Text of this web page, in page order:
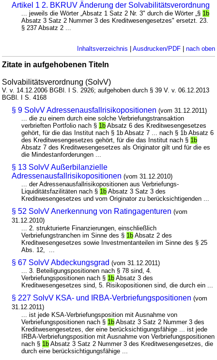
Artikel 1 2. BKRUV Änderung der Solvabilitätsverordnung
... jeweils die Wörter „Absatz 1 Satz 2 Nr. 3" durch die Wörter „§ 1b
Absatz 3 Satz 2 Nummer 3 des Kreditwesengesetzes" ersetzt. 23.
§ 237 Absatz 2 ...
Inhaltsverzeichnis | Ausdrucken/PDF| nach oben
Zitate in aufgehobenen Titeln
Solvabilitätsverordnung (SolvV)
V. v. 14.12.2006 BGBl. I S. 2926; aufgehoben durch § 39 V. v. 06.12.2013
BGBl. I S. 4168
§ 9 SolvV Adressenausfallrisikopositionen (vom 31.12.2011)
... die zu einem durch eine solche Verbriefungstransaktion
verbrieften Portfolio nach § 1b Absatz 6 des Kreditwesengesetzes
gehört, für die das Institut nach § 1b Absatz 7 ... nach § 1b Absatz 6
des Kreditwesengesetzes gehört, für die das Institut nach § 1b
Absatz 7 des Kreditwesengesetzes als Originator gilt und für die es
die Mindestanforderungen ...
§ 13 SolvV Außerbilanzielle
Adressenausfallrisikopositionen (vom 31.12.2010)
... der Adressenausfallrisikopositionen aus Verbriefungs-
Liquiditätsfazilitäten nach § 1b Absatz 3 Satz 3 des
Kreditwesengesetzes und vom Originator zu berücksichtigenden ...
§ 52 SolvV Anerkennung von Ratingagenturen (vom
31.12.2010)
... 2. strukturierte Finanzierungen, einschließlich
Verbriefungstranchen im Sinne des § 1b Absatz 2 des
Kreditwesengesetzes sowie Investmentanteilen im Sinne des § 25
Abs. 12, ...
§ 67 SolvV Abdeckungsgrad (vom 31.12.2011)
... 3. Beteiligungspositionen nach § 78 sind, 4.
Verbriefungspositionen nach § 1b Absatz 3 des
Kreditwesengesetzes sind, 5. Risikopositionen sind, die durch ein ...
§ 227 SolvV KSA- und IRBA-Verbriefungspositionen (vom
31.12.2011)
... ist jede KSA-Verbriefungsposition mit Ausnahme von
Verbriefungspositionen nach § 1b Absatz 3 Satz 2 Nummer 3 des
Kreditwesengesetzes, der eine berücksichtigungsfähige ... ist jede
IRBA-Verbriefungsposition mit Ausnahme von Verbriefungspositionen
nach § 1b Absatz 3 Satz 2 Nummer 3 des Kreditwesengesetzes, die
durch eine berücksichtigungsfähige ...